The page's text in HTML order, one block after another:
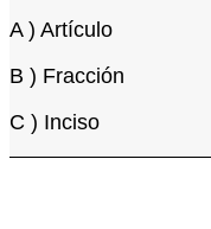
A ) Artículo
B ) Fracción
C ) Inciso